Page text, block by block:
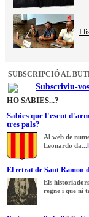
SUBSCRIPCIÓ AL
Subscriviu-
HO SABIES...?
Sabies que l'escut
tres pals?
Al web de
Leonardo da...
El retrat de Sant Ramon
Els
regne i que ni